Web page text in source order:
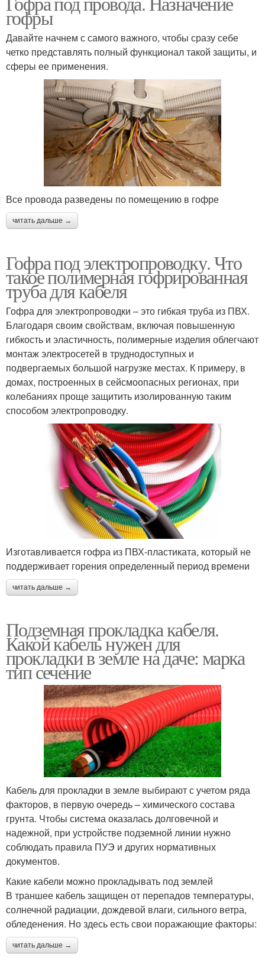
гофры
Давайте начнем с самого важного, чтобы сразу себе
четко представлять полный функционал такой защиты, и
сферы ее применения.
Все провода разведены по помещению в гофре
читать дальше →
Гофра под электропроводку. Что
такое полимерная гофрированная
труба для кабеля
Гофра для электропроводки – это гибкая труба из ПВХ.
Благодаря своим свойствам, включая повышенную
гибкость и эластичность, полимерные изделия облегчают
монтаж электросетей в труднодоступных и
подвергаемых большой нагрузке местах. К примеру, в
домах, построенных в сейсмоопасных регионах, при
колебаниях проще защитить изолированную таким
способом электропроводку.
Изготавливается гофра из ПВХ-пластиката, который не
поддерживает горения определенный период времени
читать дальше →
Подземная прокладка кабеля.
Какой кабель нужен для
прокладки в земле на даче: марка
тип сечение
Кабель для прокладки в земле выбирают с учетом ряда
факторов, в первую очередь – химического состава
грунта. Чтобы система оказалась долговечной и
надежной, при устройстве подземной линии нужно
соблюдать правила ПУЭ и других нормативных
документов.
Какие кабели можно прокладывать под землей
В траншее кабель защищен от перепадов температуры,
солнечной радиации, дождевой влаги, сильного ветра,
обледенения. Но здесь есть свои поражающие факторы:
читать дальше →